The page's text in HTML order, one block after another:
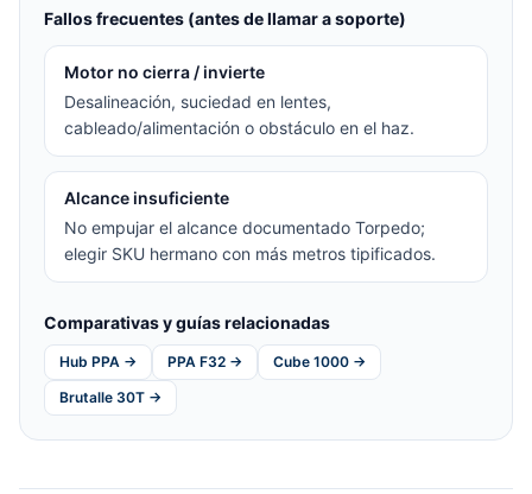
Fallos frecuentes (antes de llamar a soporte)
Motor no cierra / invierte
Desalineación, suciedad en lentes,
cableado/alimentación o obstáculo en el haz.
Alcance insuficiente
No empujar el alcance documentado Torpedo;
elegir SKU hermano con más metros tipificados.
Comparativas y guías relacionadas
Hub PPA → PPA F32 →
Cube 1000 →
Brutalle 30T →